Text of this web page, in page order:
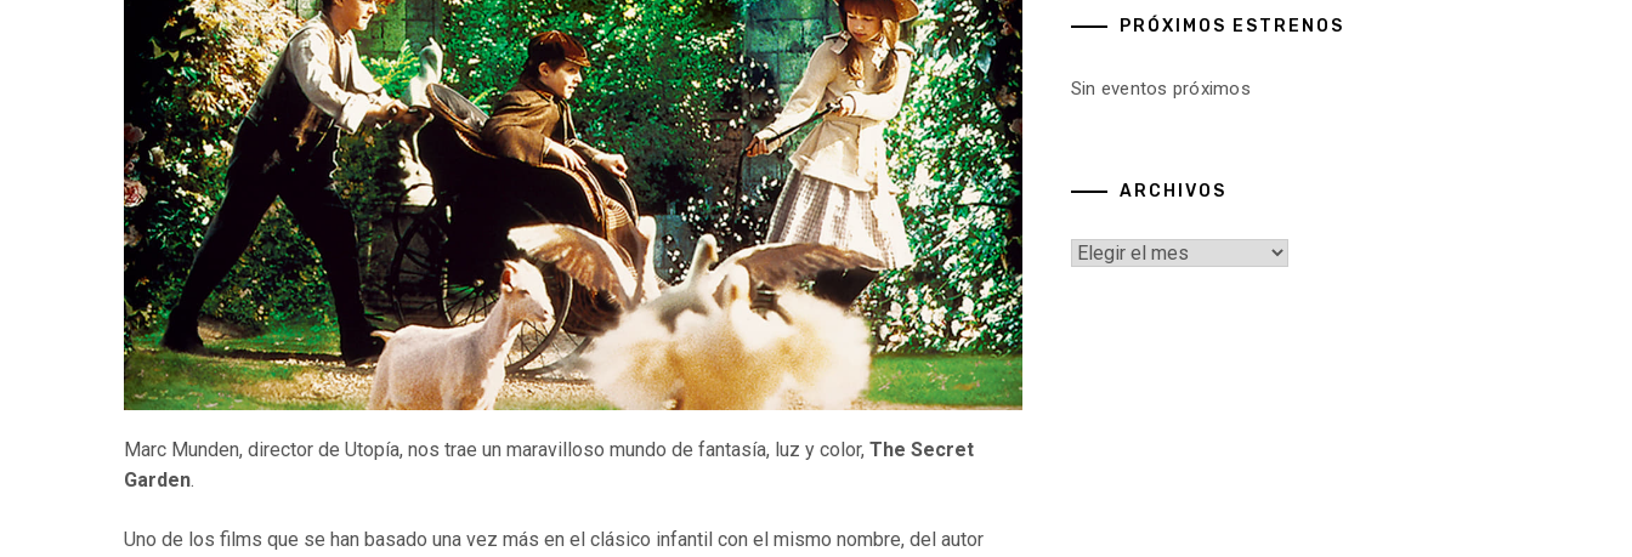
Marc Munden, director de Utopía, nos trae un maravilloso mundo de fantasía, luz y color, The Secret
Garden.
Uno de los films que se han basado una vez más en el clásico infantil con el mismo nombre, del autor
PRÓXIMOS ESTRENOS
Sin eventos próximos
ARCHIVOS
Archivos